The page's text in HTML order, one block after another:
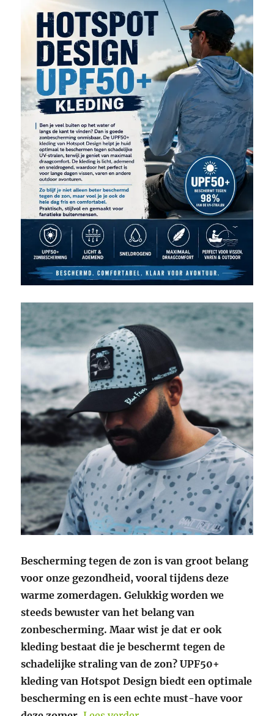
Bescherming tegen de zon is van groot belang
voor onze gezondheid, vooral tijdens deze
warme zomerdagen. Gelukkig worden we
steeds bewuster van het belang van
zonbescherming. Maar wist je dat er ook
kleding bestaat die je beschermt tegen de
schadelijke straling van de zon? UPF50+
kleding van Hotspot Design biedt een optimale
bescherming en is een echte must-have voor